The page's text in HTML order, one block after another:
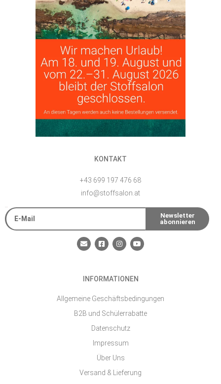
KONTAKT
+43 699 197 476 68
info@stoffsalon.at
Newsletter
abonnieren
E
n
o
F
a
o
-
q
a
r
e
I
n
g
m
Y
o
b
INFORMATIONEN
Allgemeine Geschäftsbedingungen
B2B und Schülerrabatte
Datenschutz
Impressum
Über Uns
Versand & Lieferung